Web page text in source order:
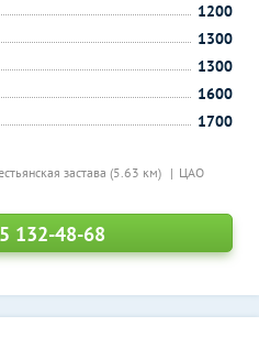
застава (5.63 км) ЦАО
1200
1300
1300
1600
1700
132-48-68